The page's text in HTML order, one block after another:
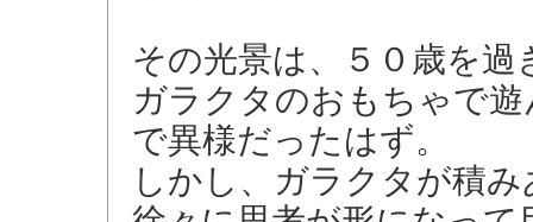
その光景は、５０歳を
ガラクタのおもちゃで
で異様だったはず。
しかし、ガラクタが積